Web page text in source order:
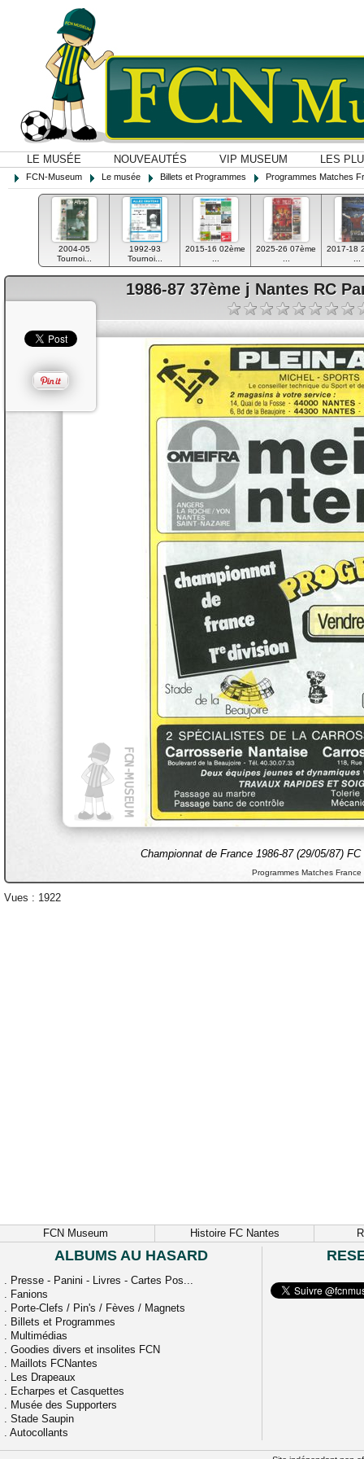
LE MUSÉE NOUVEAUTÉS VIP MUSEUM LES
FCN-Museum Le musée Billets et Programmes Programmes Matches
2004-05
Tournoi...
1992-93
Tournoi...
2015-16 02ème
2025-26 07ème
2017-18
1986-87 37ème j Nantes RC
Championnat de France 1986-87 (29/05/87)
Programmes Matches France
Vues : 1922
FCN Museum Histoire FC Nantes
ALBUMS AU HASARD
. Presse - Panini - Livres - Cartes Pos...
. Fanions
. Porte-Clefs / Pin's / Fèves / Magnets
. Billets et Programmes
. Multimédias
. Goodies divers et insolites FCN
. Maillots FCNantes
. Les Drapeaux
. Echarpes et Casquettes
. Musée des Supporters
. Stade Saupin
. Autocollants